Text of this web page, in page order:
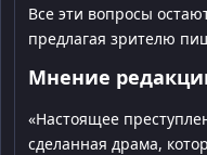
Все эти вопросы
предлагая зрителю
Мнение
«Настоящее
сделанная драма,